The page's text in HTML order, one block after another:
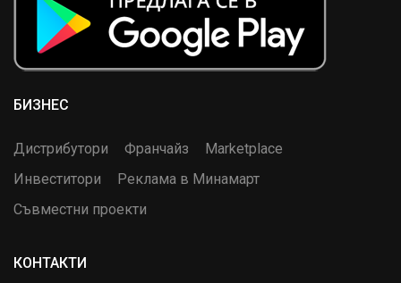
БИЗНЕС
Дистрибутори Франчайз
Marketplace
Инвеститори
Реклама в Минамарт
Съвместни проекти
КОНТАКТИ